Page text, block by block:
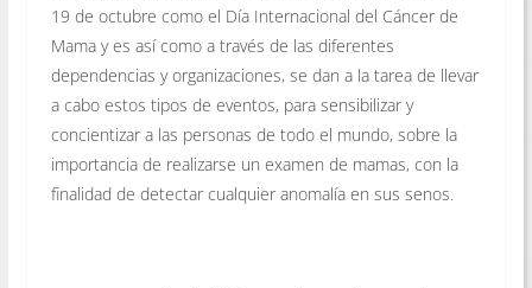
19 de octubre como el Día Internacional del Cáncer de
Mama y es así como a través de las diferentes
dependencias y organizaciones, se dan a la tarea de llevar
a cabo estos tipos de eventos, para sensibilizar y
concientizar a las personas de todo el mundo, sobre la
importancia de realizarse un examen de mamas, con la
finalidad de detectar cualquier anomalía en sus senos.